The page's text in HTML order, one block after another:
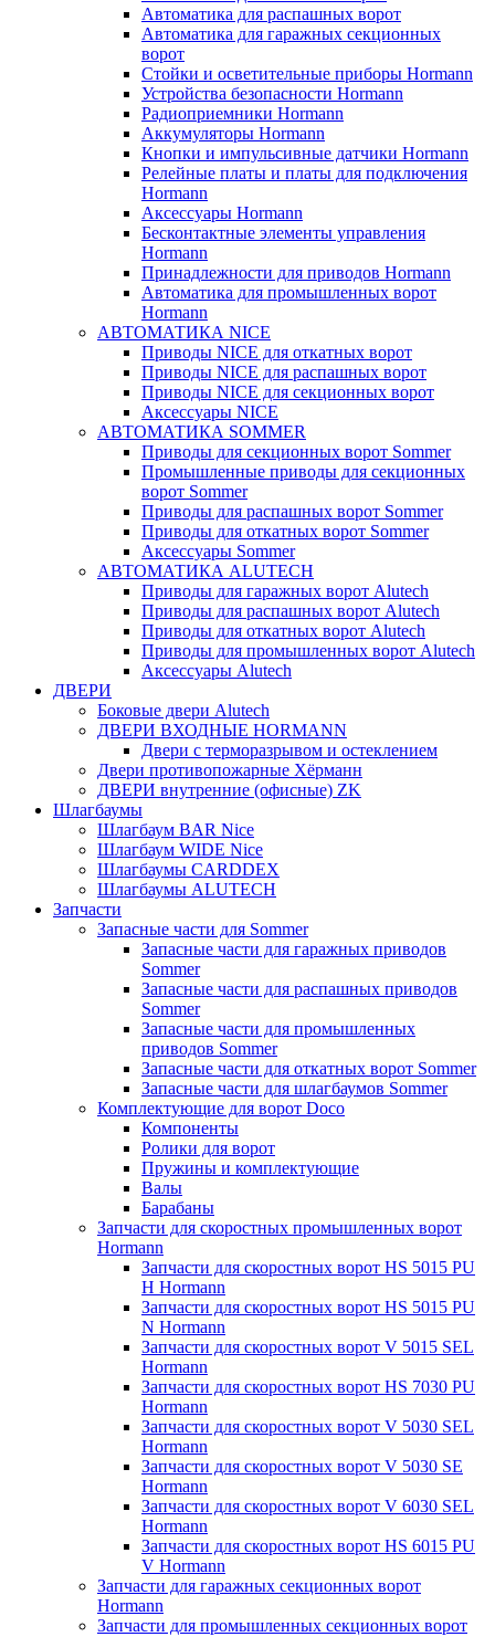
Автоматика для распашных ворот
Автоматика для гаражных секционных
ворот
Стойки и осветительные приборы Hormann
Устройства безопасности Hormann
Радиоприемники Hormann
Аккумуляторы Hormann
Кнопки и импульсивные датчики Hormann
Релейные платы и платы для подключения
Hormann
Аксессуары Hormann
Бесконтактные элементы управления
Hormann
Принадлежности для приводов Hormann
Автоматика для промышленных ворот
Hormann
АВТОМАТИКА NICE
Приводы NICE для откатных ворот
Приводы NICE для распашных ворот
Приводы NICE для секционных ворот
Аксессуары NICE
АВТОМАТИКА SOMMER
Приводы для секционных ворот Sommer
Промышленные приводы для секционных
ворот Sommer
Приводы для распашных ворот Sommer
Приводы для откатных ворот Sommer
Аксессуары Sommer
АВТОМАТИКА ALUTECH
Приводы для гаражных ворот Alutech
Приводы для распашных ворот Alutech
Приводы для откатных ворот Alutech
Приводы для промышленных ворот Alutech
Аксессуары Alutech
ДВЕРИ
Боковые двери Alutech
ДВЕРИ ВХОДНЫЕ HORMANN
Двери с терморазрывом и остеклением
Двери противопожарные Хёрманн
ДВЕРИ внутренние (офисные) ZK
Шлагбаумы
Шлагбаум BAR Nice
Шлагбаум WIDE Nice
Шлагбаумы CARDDEX
Шлагбаумы ALUTECH
Запчасти
Запасные части для Sommer
Запасные части для гаражных приводов
Sommer
Запасные части для распашных приводов
Sommer
Запасные части для промышленных
приводов Sommer
Запасные части для откатных ворот Sommer
Запасные части для шлагбаумов Sommer
Комплектующие для ворот Doco
Компоненты
Ролики для ворот
Пружины и комплектующие
Валы
Барабаны
Запчасти для скоростных промышленных ворот
Hormann
Запчасти для скоростных ворот HS 5015 PU
H Hormann
Запчасти для скоростных ворот HS 5015 PU
N Hormann
Запчасти для скоростных ворот V 5015 SEL
Hormann
Запчасти для скоростных ворот HS 7030 PU
Hormann
Запчасти для скоростных ворот V 5030 SEL
Hormann
Запчасти для скоростных ворот V 5030 SE
Hormann
Запчасти для скоростных ворот V 6030 SEL
Hormann
Запчасти для скоростных ворот HS 6015 PU
V Hormann
Запчасти для гаражных секционных ворот
Hormann
Запчасти для промышленных секционных ворот